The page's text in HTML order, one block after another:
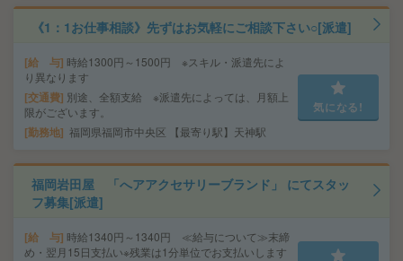
《1：1お仕事相談》先ずはお気軽にご相談下さい○[派遣]
給 与 時給1300円～1500円 ※スキル・派遣先によ
り異なります
交通費 別途、全額支給 ※派遣先によっては、月額上
限がございます。
勤務地 福岡県福岡市中央区 【最寄り駅】天神駅
気になる!
福岡岩田屋 「へアアクセサリーブランド」 にてスタッ
フ募集[派遣]
給 与 時給1340円～1340円 ≪給与について≫末締
め・翌月15日支払い※残業は1分単位でお支払いします